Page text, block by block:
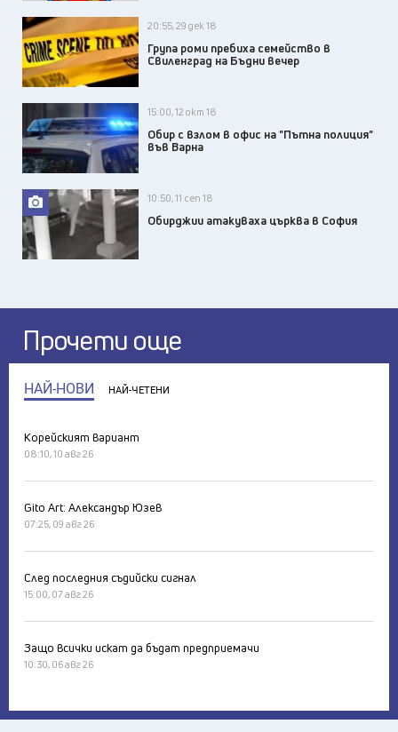
20:55, 29 дек 18
Група роми пребиха семейство в
Свиленград на Бъдни вечер
15:00, 12 окт 18
Обир с взлом в офис на "Пътна полиция"
във Варна
10:50, 11 сеп 18
Обирджии атакуваха църква в София
Прочети още
НАЙ-НОВИ НАЙ-ЧЕТЕНИ
Корейският вариант
08:10, 10 авг 26
Gito Art: Александър Юзев
07:25, 09 авг 26
След последния съдийски сигнал
15:00, 07 авг 26
Защо всички искат да бъдат предприемачи
10:30, 06 авг 26